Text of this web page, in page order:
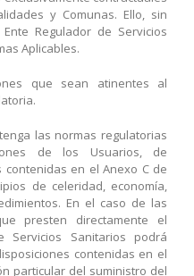
y Comunas. Ello, sin
Regulador de Servicios
Aplicables.
que sean atinentes al
las normas regulatorias
de los Usuarios, de
en el Anexo C de
de celeridad, economía,
En el caso de las
presten directamente el
Servicios Sanitarios podrá
contenidas en el
particular del suministro del